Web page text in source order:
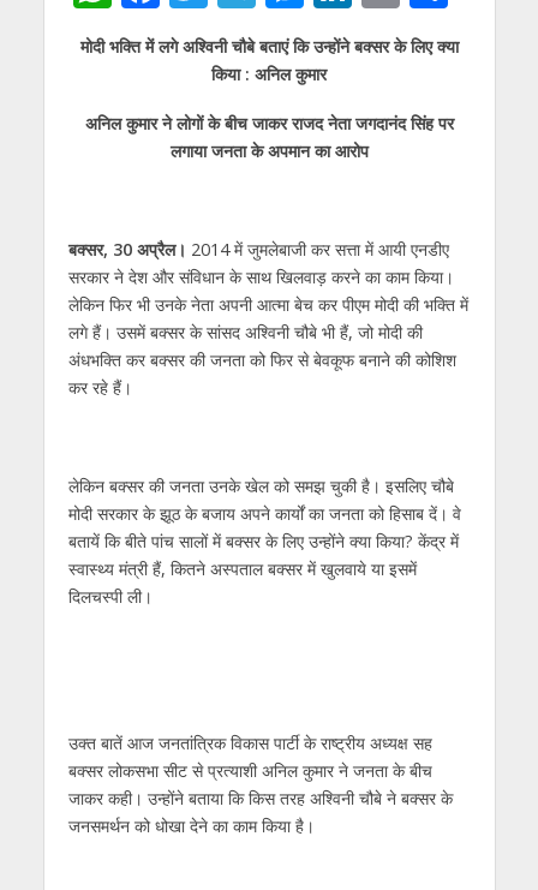
h
at
s
A
ac
e
b
o
w
itt
er
el
e
gr
a
e
ss
e
n
n
k
e
dI
m
ai
l
h
ar
e
मोदी भक्ति में लगे अश्विनी चौबे बताएं कि उन्‍होंने बक्‍सर के लिए क्‍या
किया : अनिल कुमार
अनिल कुमार ने लोगों के बीच जाकर राजद नेता जगदानंद सिंह पर
लगाया जनता के अपमान का आरोप
बक्‍सर, 30 अप्रैल। 2014 में जुमलेबाजी कर सत्ता में आयी एनडीए
सरकार ने देश और संविधान के साथ खिलवाड़ करने का काम किया।
लेकिन फिर भी उनके नेता अपनी आत्‍मा बेच कर पीएम मोदी की भक्ति में
लगे हैं। उसमें बक्‍सर के सांसद अश्विनी चौबे भी हैं, जो मोदी की
अंधभक्ति कर बक्‍सर की जनता को फिर से बेवकूफ बनाने की कोशिश
कर रहे हैं।
लेकिन बक्‍सर की जनता उनके खेल को समझ चुकी है। इसलिए चौबे
मोदी सरकार के झूठ के बजाय अपने कार्यों का जनता को हिसाब दें। वे
बतायें कि बीते पांच सालों में बक्‍सर के लिए उन्‍होंने क्‍या किया? केंद्र में
स्‍वास्‍थ्‍य मंत्री हैं, कितने अस्‍पताल बक्‍सर में खुलवाये या इसमें
दिलचस्‍पी ली।
उक्‍त बातें आज जनतांत्रिक विकास पार्टी के राष्‍ट्रीय अध्‍यक्ष सह
बक्‍सर लोकसभा सीट से प्रत्‍याशी अनिल कुमार ने जनता के बीच
जाकर कही। उन्‍होंने बताया कि किस तरह अश्विनी चौबे ने बक्‍सर के
जनसमर्थन को धोखा देने का काम किया है।